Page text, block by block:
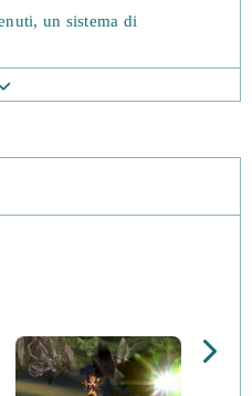
un sistema di
ed esperti online.
affrontare le Kingdom
che si
di professioni
da affrontare nelle
acquistare e